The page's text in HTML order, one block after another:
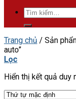
Tìm
kiếm:
Trang chủ / Sản
auto”
Lọc
Hiển thị kết quả duy